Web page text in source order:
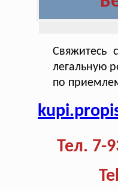
Свяжитесь
легальную
по
Тел. 7-